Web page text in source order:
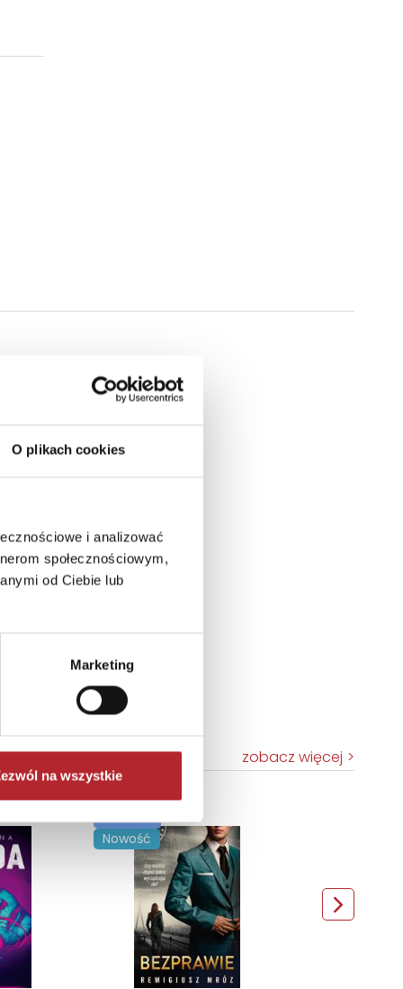
O plikach cookies
i analizować
społecznościowym,
od Ciebie lub
Marketing
na wszystkie
zobacz więcej
TOP 100
Nowość